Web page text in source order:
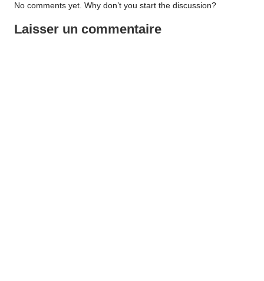
No comments yet. Why don’t you start the discussion?
Laisser un commentaire